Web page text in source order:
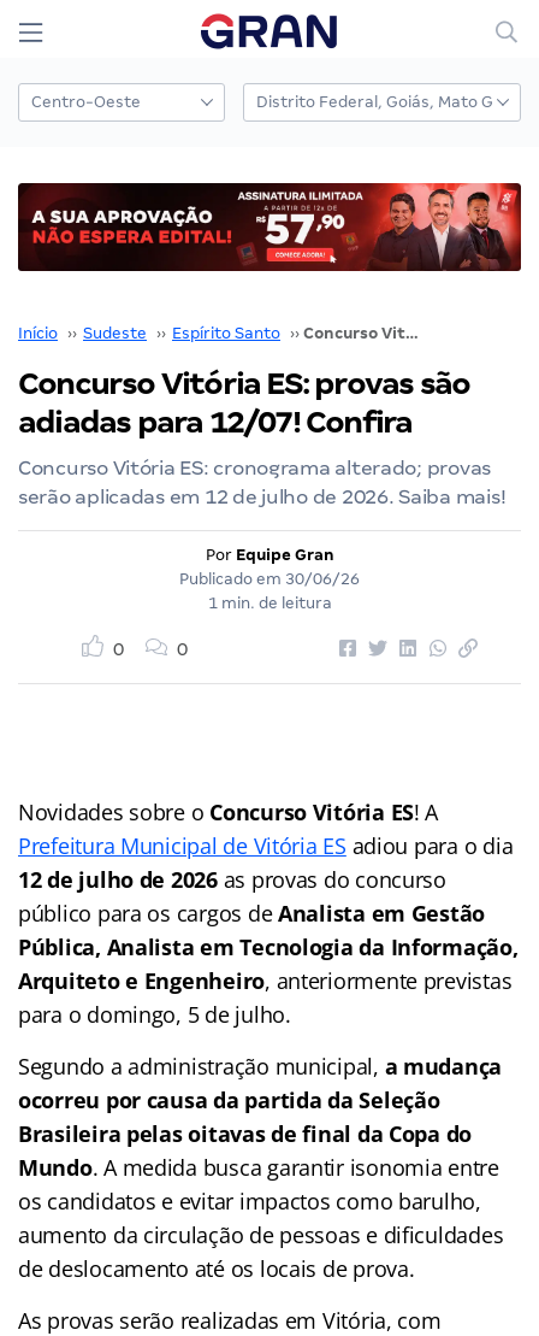
Início ›› Sudeste ›› Espírito Santo ›› Concurso Vitória ES: provas são adiadas para 12/07! Confira
Concurso Vitória ES: provas são
adiadas para 12/07! Confira
Concurso Vitória ES: cronograma alterado; provas
serão aplicadas em 12 de julho de 2026. Saiba mais!
Por Equipe Gran
Publicado em 30/06/26
1 min. de leitura
0 0
Novidades sobre o Concurso Vitória ES! A
Prefeitura Municipal de Vitória ES adiou para o dia
12 de julho de 2026as provas do concurso
público para os cargos deAnalista em Gestão
Pública, Analista em Tecnologia da Informação,
Arquiteto e Engenheiro, anteriormente previstas
para o domingo, 5 de julho.
Segundo a administração municipal, a mudança
ocorreu por causa da partida da Seleção
Brasileira pelas oitavas de final da Copa do
Mundo. A medida busca garantir isonomia entre
os candidatos e evitar impactos como barulho,
aumento da circulação de pessoas e dificuldades
de deslocamento até os locais de prova.
As provas serão realizadas em Vitória, com